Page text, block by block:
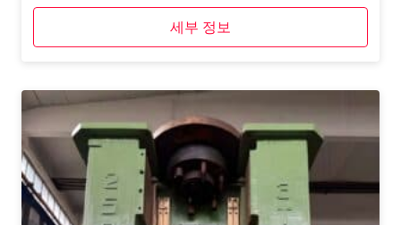
세부 정보